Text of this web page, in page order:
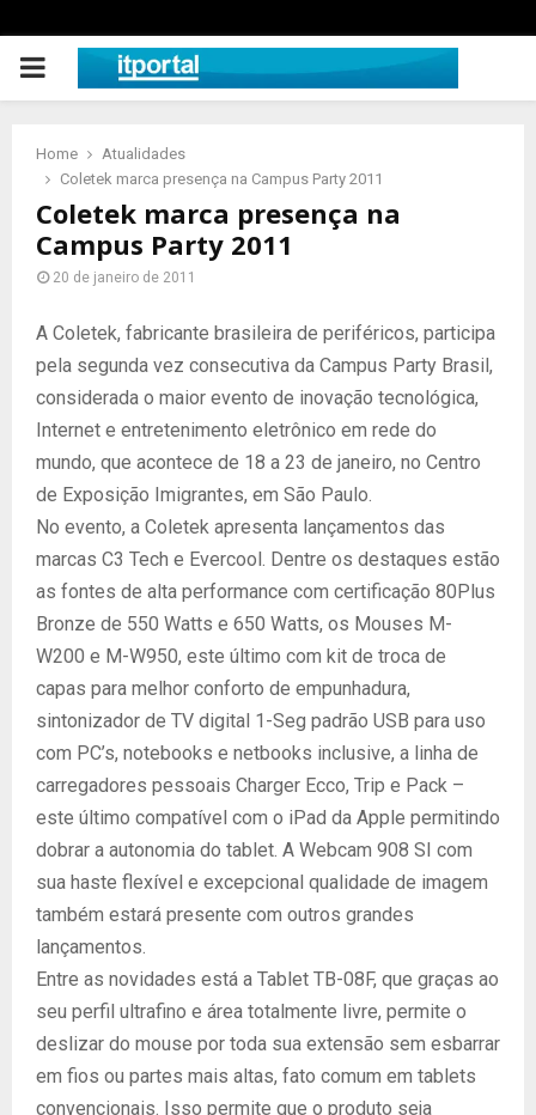
PRIMARY
Home
Atualidades
Coletek marca presença na Campus Party 2011
Coletek marca presença na
Campus Party 2011
20 de janeiro de 2011
A Coletek, fabricante brasileira de periféricos, participa
pela segunda vez consecutiva da Campus Party Brasil,
considerada o maior evento de inovação tecnológica,
Internet e entretenimento eletrônico em rede do
mundo, que acontece de 18 a 23 de janeiro, no Centro
de Exposição Imigrantes, em São Paulo.
No evento, a Coletek apresenta lançamentos das
marcas C3 Tech e Evercool. Dentre os destaques estão
as fontes de alta performance com certificação 80Plus
Bronze de 550 Watts e 650 Watts, os Mouses M-
W200 e M-W950, este último com kit de troca de
capas para melhor conforto de empunhadura,
sintonizador de TV digital 1-Seg padrão USB para uso
com PC’s, notebooks e netbooks inclusive, a linha de
carregadores pessoais Charger Ecco, Trip e Pack –
este último compatível com o iPad da Apple permitindo
dobrar a autonomia do tablet. A Webcam 908 SI com
sua haste flexível e excepcional qualidade de imagem
também estará presente com outros grandes
lançamentos.
Entre as novidades está a Tablet TB-08F, que graças ao
seu perfil ultrafino e área totalmente livre, permite o
deslizar do mouse por toda sua extensão sem esbarrar
em fios ou partes mais altas, fato comum em tablets
convencionais. Isso permite que o produto seja